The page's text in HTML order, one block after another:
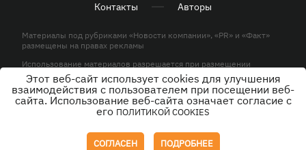
Контакты Авторы
Материалы под рубриками «Новости компании», «PR» и «Факт»
размещены на правах рекламы
Использование материалов разрешается при размещении
активной гиперссылки на KP.UA в первом абзаце.
© ООО «ЮЛАВ МЕДИА»,2026. Все права защищены.
Этот веб-сайт использует cookies для улучшения
взаимодействия с пользователем при посещении веб-
сайта. Использование веб-сайта означает согласие с
его ПОЛИТИКОЙ COOKIES
СОГЛАСЕН ПОДРОБНЕЕ